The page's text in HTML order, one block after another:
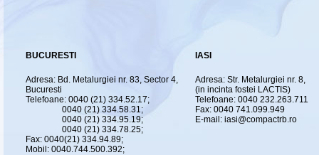
BUCURESTI
Adresa: Bd. Metalurgiei nr. 83, Sector 4,
Bucuresti
Telefoane: 0040 (21) 334.52.17;
0040 (21) 334.58.31;
0040 (21) 334.95.19;
0040 (21) 334.78.25;
Fax: 0040(21) 334.94.89;
Mobil: 0040.744.500.392;
IASI
Adresa: Str. Metalurgiei nr. 8,
(in incinta fostei LACTIS)
Telefoane: 0040 232.263.711
Fax: 0040 741.099.949
E-mail: iasi@compactrb.ro